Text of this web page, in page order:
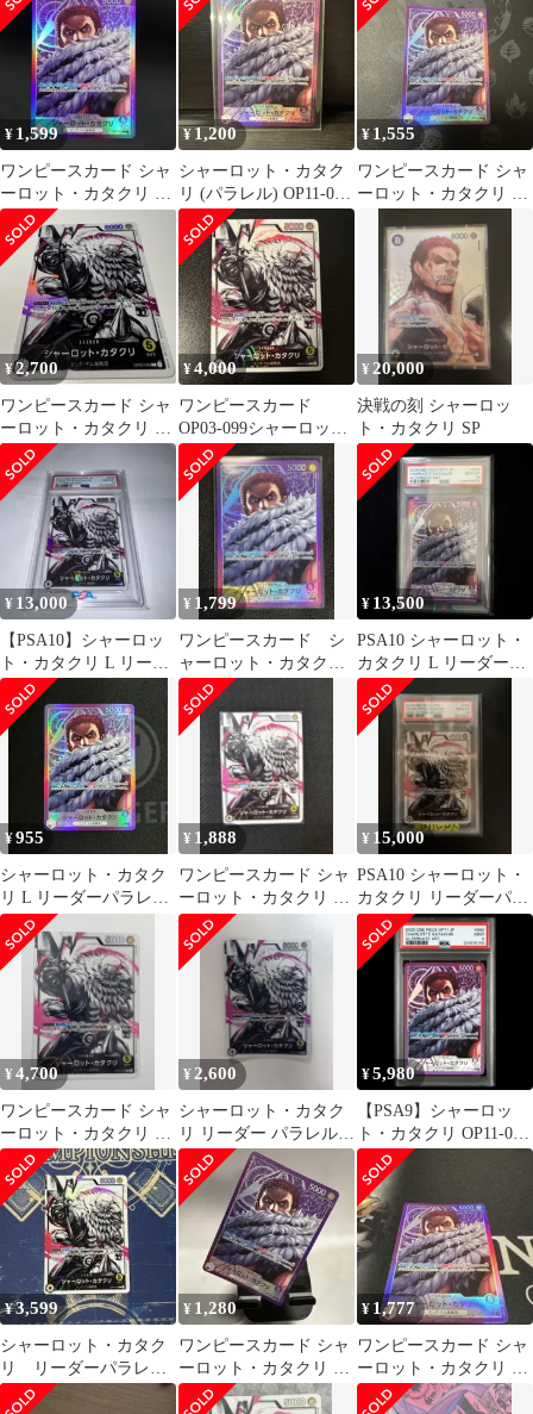
¥ 1,599
ワンピースカード シャ
ーロット・カタクリ リ
ーダーパラレル ⑨
¥ 1,200
シャーロット・カタク
リ (パラレル) OP11-062
リーダーパラレル
¥1,555
ワンピースカード シャ
ーロット・カタクリ リ
¥2,700
ワンピースカード シャ
ーロット・カタクリ リ
ーダーパラレル
¥4,000
ワンピースカード
OP03-099シャーロッ
ト・カタクリ リーダー
パラレル
¥ 20,000
決戦の刻 シャーロッ
ト・カタクリ SP
¥ 13,000
【PSA10】シャーロッ
ト・カタクリ L リーダ
ーパラレル OP03-099
¥ 1,799
ワンピースカード シ
ャーロット・カタク
リ リーダーパラレル
¥ 13,500
PSA10 シャーロット・
カタクリ L リーダーパ
ラレルOP11-062
¥955
シャーロット・カタク
リ L リーダーパラレル
リーパラ
¥ 1,888
ワンピースカード シャ
ーロット・カタクリ リ
ーダーパラレル
¥ 15,000
PSA10 シャーロット・
カタクリ リーダーパラ
レル OP03
¥4,700
ワンピースカード シャ
ーロット・カタクリ L
リーダーパラレル
OP03-099
¥ 2,600
シャーロット・カタク
リ リーダー パラレル
残3日
¥5,980
【PSA9】シャーロッ
ト・カタクリ OP11-062
リーダーパラレル
¥3,599
シャーロット・カタク
リ リーダーパラレ
ル 黄カタクリ
¥ 1,280
ワンピースカード シャ
ーロット・カタクリ リ
ーダーパラレル OP11-
¥ 1,777
ワンピースカード シャ
ーロット・カタクリ リ
ーダー